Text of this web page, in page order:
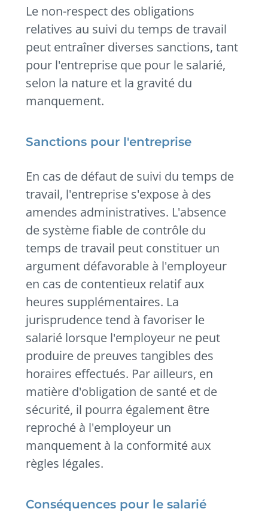
Le non-respect des obligations
relatives au suivi du temps de travail
peut entraîner diverses sanctions, tant
pour l'entreprise que pour le salarié,
selon la nature et la gravité du
manquement.
Sanctions pour l'entreprise
En cas de défaut de suivi du temps de
travail, l'entreprise s'expose à des
amendes administratives. L'absence
de système fiable de contrôle du
temps de travail peut constituer un
argument défavorable à l'employeur
en cas de contentieux relatif aux
heures supplémentaires. La
jurisprudence tend à favoriser le
salarié lorsque l'employeur ne peut
produire de preuves tangibles des
horaires effectués. Par ailleurs, en
matière d'obligation de santé et de
sécurité, il pourra également être
reproché à l'employeur un
manquement à la conformité aux
règles légales.
Conséquences pour le salarié